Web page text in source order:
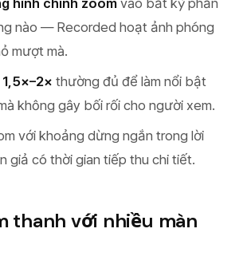
hình chính zoom vào bất kỳ phần
nào — Recorded hoạt ảnh phóng
mượt mà.
thường đủ để làm nổi bật
không gây bối rối cho người xem.
với khoảng dừng ngắn trong lời
giả có thời gian tiếp thu chi tiết.
thanh với nhiều màn